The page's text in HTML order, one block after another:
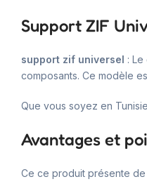
Support ZIF
support zif universel :
composants. Ce modèle
Que vous soyez en
Avantages et
Ce ce produit présente